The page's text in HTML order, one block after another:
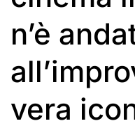
n’è
vera